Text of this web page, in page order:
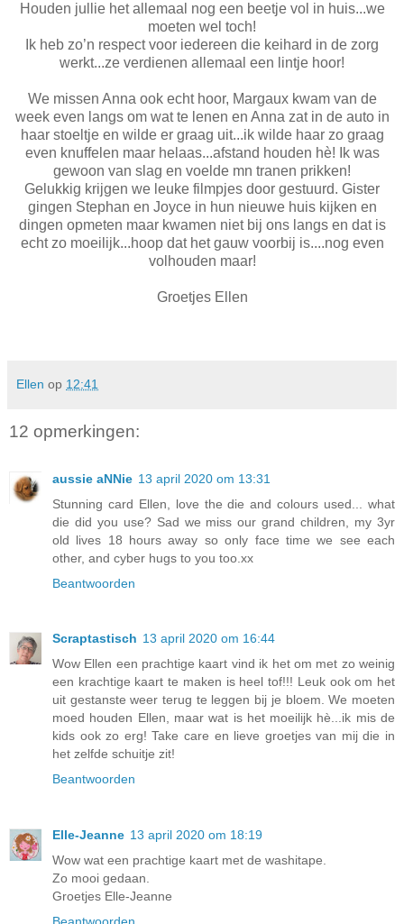
Houden jullie het allemaal nog een beetje vol in huis...we
moeten wel toch!
Ik heb zo’n respect voor iedereen die keihard in de zorg
werkt...ze verdienen allemaal een lintje hoor!
We missen Anna ook echt hoor, Margaux kwam van de
week even langs om wat te lenen en Anna zat in de auto in
haar stoeltje en wilde er graag uit...ik wilde haar zo graag
even knuffelen maar helaas...afstand houden hè! Ik was
gewoon van slag en voelde mn tranen prikken!
Gelukkig krijgen we leuke filmpjes door gestuurd. Gister
gingen Stephan en Joyce in hun nieuwe huis kijken en
dingen opmeten maar kwamen niet bij ons langs en dat is
echt zo moeilijk...hoop dat het gauw voorbij is....nog even
volhouden maar!
Groetjes Ellen
Ellen op 12:41
12 opmerkingen:
aussie aNNie 13 april 2020 om 13:31
Stunning card Ellen, love the die and colours used... what
die did you use? Sad we miss our grand children, my 3yr
old lives 18 hours away so only face time we see each
other, and cyber hugs to you too.xx
Beantwoorden
Scraptastisch 13 april 2020 om 16:44
Wow Ellen een prachtige kaart vind ik het om met zo weinig
een krachtige kaart te maken is heel tof!!! Leuk ook om het
uit gestanste weer terug te leggen bij je bloem. We moeten
moed houden Ellen, maar wat is het moeilijk hè...ik mis de
kids ook zo erg! Take care en lieve groetjes van mij die in
het zelfde schuitje zit!
Beantwoorden
Elle-Jeanne 13 april 2020 om 18:19
Wow wat een prachtige kaart met de washitape.
Zo mooi gedaan.
Groetjes Elle-Jeanne